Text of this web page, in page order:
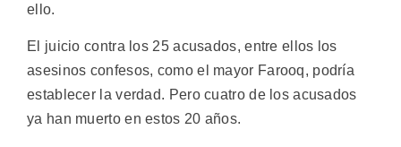
ello.
El juicio contra los 25 acusados, entre ellos los
asesinos confesos, como el mayor Farooq, podría
establecer la verdad. Pero cuatro de los acusados
ya han muerto en estos 20 años.